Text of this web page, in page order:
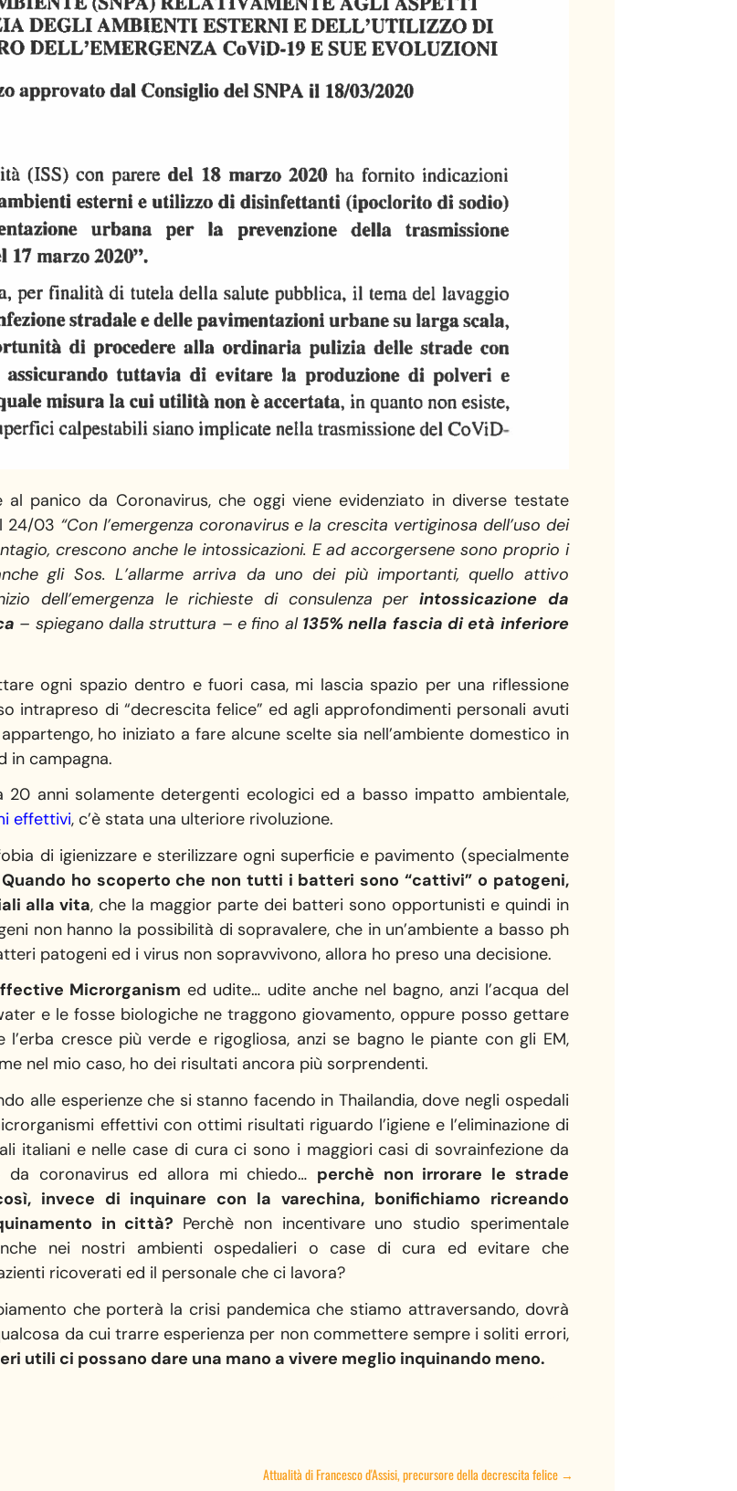
al panico da Coronavirus, che oggi viene evidenziato in diverse testate
24/03 “Con l’emergenza coronavirus e la crescita vertiginosa dell’uso dei
crescono anche le intossicazioni. E ad accorgersene sono proprio i
gli Sos. L’allarme arriva da uno dei più importanti, quello attivo
dell’emergenza le richieste di consulenza per intossicazione da
– spiegano dalla struttura – e fino al 135% nella fascia di età inferiore
ogni spazio dentro e fuori casa, mi lascia spazio per una riflessione
intrapreso di “decrescita felice” ed agli approfondimenti personali avuti
ho iniziato a fare alcune scelte sia nell’ambiente domestico in
in campagna.
20 anni solamente detergenti ecologici ed a basso impatto ambientale,
effettivi, c’è stata una ulteriore rivoluzione.
di igienizzare e sterilizzare ogni superficie e pavimento (specialmente
Quando ho scoperto che non tutti i batteri sono “cattivi” o patogeni,
alla vita, che la maggior parte dei batteri sono opportunisti e quindi in
non hanno la possibilità di sopravalere, che in un’ambiente a basso ph
patogeni ed i virus non sopravvivono, allora ho preso una decisione.
Microrganism ed udite… udite anche nel bagno, anzi l’acqua del
e le fosse biologiche ne traggono giovamento, oppure posso gettare
cresce più verde e rigogliosa, anzi se bagno le piante con gli EM,
nel mio caso, ho dei risultati ancora più sorprendenti.
alle esperienze che si stanno facendo in Thailandia, dove negli ospedali
effettivi con ottimi risultati riguardo l’igiene e l’eliminazione di
italiani e nelle case di cura ci sono i maggiori casi di sovrainfezione da
da coronavirus ed allora mi chiedo… perchè non irrorare le strade
invece di inquinare con la varechina, bonifichiamo ricreando
in città? Perchè non incentivare uno studio sperimentale
nei nostri ambienti ospedalieri o case di cura ed evitare che
ricoverati ed il personale che ci lavora?
che porterà la crisi pandemica che stiamo attraversando, dovrà
da cui trarre esperienza per non commettere sempre i soliti errori,
utili ci possano dare una mano a vivere meglio inquinando meno.
Attualità di Francesco d'Assisi, precursore della decrescita felice→